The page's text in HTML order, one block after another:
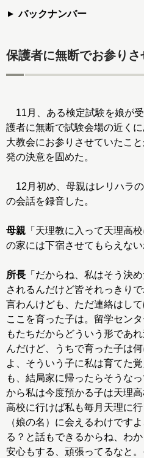
バックナンバー
保護者に無断でお参りさ
11月、ある検定試験を娘が
護者に無断で試験会場の近く
大教会にお参りさせていたこ
発の決意を固めた。
12月初め、母親はレリハラ
の会話を録音した。
母親 「天理教に入って天理高
の家には下宿させてもらえない
所長 「だからね、私はそう決
されるんだけど皆それっきり
言わんけども、ただ連絡はして
ここを育った子は。留学セン
もたちだからどういう形であ
んだけど、うちで育った子は
よ、そういう子に私は育てた
も、結局家に帰ったらそうな
から私は今度預かる子は天理
高校に行けば私も毎月天理に
（娘の名）に会えるわけです
る？と話もできるからね、わ
安心もする、頑張ってるなと